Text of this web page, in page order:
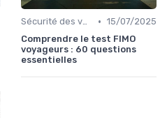
Sécurité des voyageurs • 15/07/2025
Comprendre le test FIMO
voyageurs : 60 questions
essentielles